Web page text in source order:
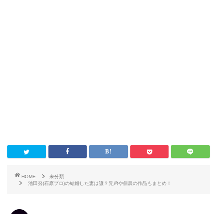
HOME
未分類
池田努(石原プロ)の結婚した妻は誰？兄弟や個展の作品もまとめ！